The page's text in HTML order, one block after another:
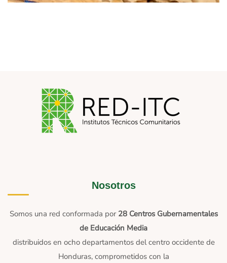
Nosotros
Somos una red conformada por 28 Centros Gubernamentales
de Educación Media
distribuidos en ocho departamentos del centro occidente de
Honduras, comprometidos con la